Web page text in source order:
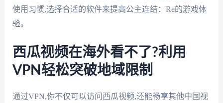
使用习惯,选择合适的软件来提高公主连结：Re的游戏体
验。
西瓜视频在海外看不了?利用
VPN轻松突破地域限制
通过VPN,你不仅可以访问西瓜视频,还能畅享其他中国视